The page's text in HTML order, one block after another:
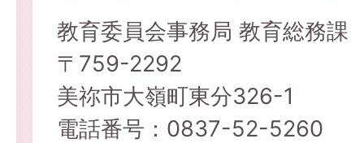
教育委員会事務局 教育総務課
〒759-2292
美祢市大嶺町東分326-1
電話番号：0837-52-5260